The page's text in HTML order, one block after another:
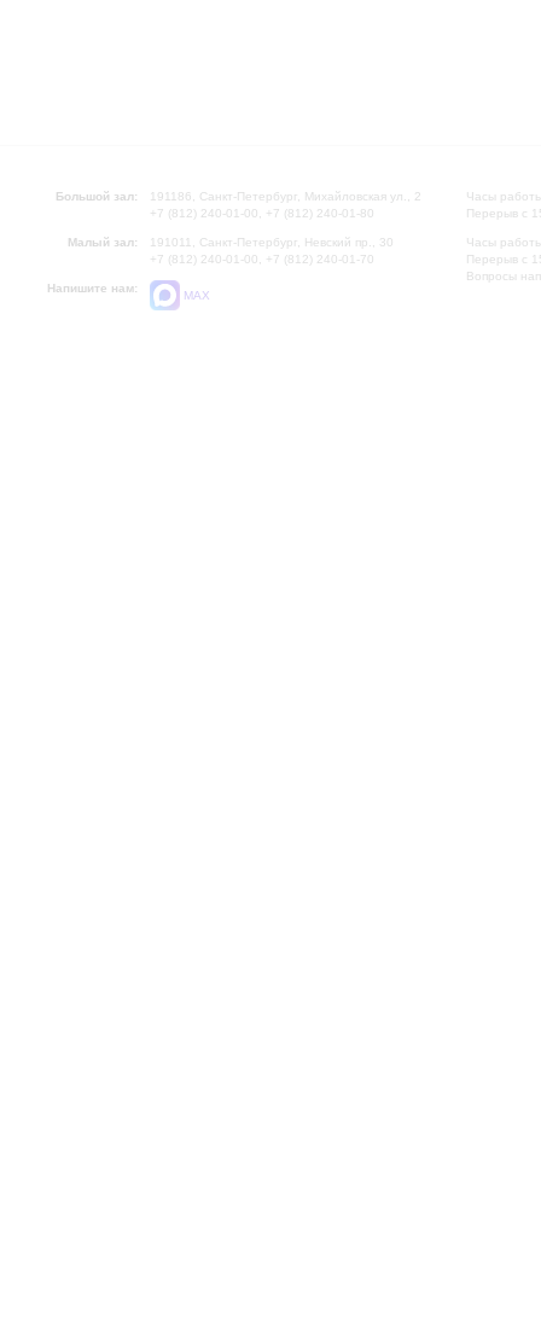
Большой зал:
191186, Санкт-Петербург, Михайловская ул., 2
+7 (812) 240-01-00, +7 (812) 240-01-80
Малый зал:
191011, Санкт-Петербург, Невский пр., 30
+7 (812) 240-01-00, +7 (812) 240-01-70
Напишите нам:
MAX
Часы
Перерыв с
Часы
Перерыв с
Вопросы